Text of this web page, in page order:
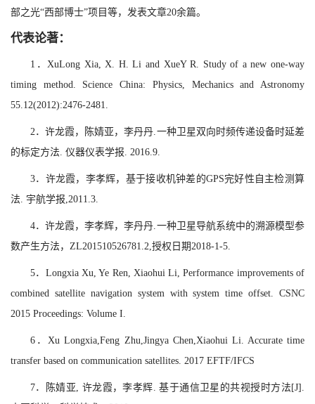
部之光“西部博士”项目等，发表文章20余篇。
代表论著：
1 ．XuLong Xia, X. H. Li and XueY R. Study of a new one-way
timing method. Science China: Physics, Mechanics and Astronomy
55.12(2012):2476-2481.
2．许龙霞，陈婧亚，李丹丹.一种卫星双向时频传递设备时延差
的标定方法. 仪器仪表学报. 2016.9.
3．许龙霞，李孝辉，基于接收机钟差的GPS完好性自主检测算
法. 宇航学报,2011.3.
4．许龙霞，李孝辉，李丹丹.一种卫星导航系统中的溯源模型参
数产生方法，ZL201510526781.2,授权日期2018-1-5.
5． Longxia Xu, Ye Ren, Xiaohui Li, Performance improvements of
combined satellite navigation system with system time offset. CSNC
2015 Proceedings: Volume I.
6．Xu Longxia,Feng Zhu,Jingya Chen,Xiaohui Li. Accurate time
transfer based on communication satellites. 2017 EFTF/IFCS
7．陈婧亚, 许龙霞，李孝辉. 基于通信卫星的共视授时方法[J].